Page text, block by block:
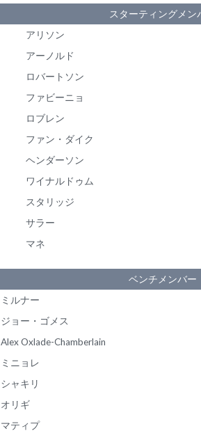
スターティングメン
アリソン
アーノルド
ロバートソン
ファビーニョ
ロブレン
ファン・ダイク
ヘンダーソン
ワイナルドゥム
スタリッジ
サラー
マネ
ベンチメンバー
ミルナー
ジョー・ゴメス
Alex Oxlade-Chamberlain
ミニョレ
シャキリ
オリギ
マティプ